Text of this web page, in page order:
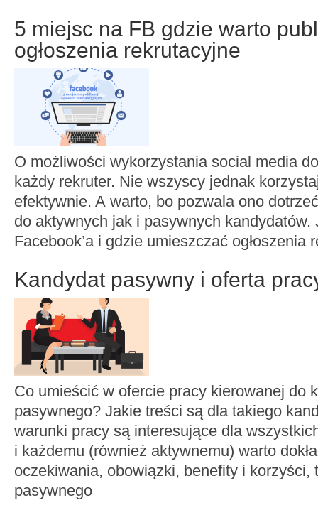
5 miejsc na FB gdzie warto
ogłoszenia rekrutacyjne
O możliwości wykorzystania social media
każdy rekruter. Nie wszyscy jednak
efektywnie. A warto, bo pozwala ono
do aktywnych jak i pasywnych kandydatów.
Facebook’a i gdzie umieszczać ogłoszenia
Kandydat pasywny i oferta
Co umieścić w ofercie pracy kierowanej do
pasywnego? Jakie treści są dla takiego
warunki pracy są interesujące dla
i każdemu (również aktywnemu) warto
oczekiwania, obowiązki, benefity i korzyści,
pasywnego